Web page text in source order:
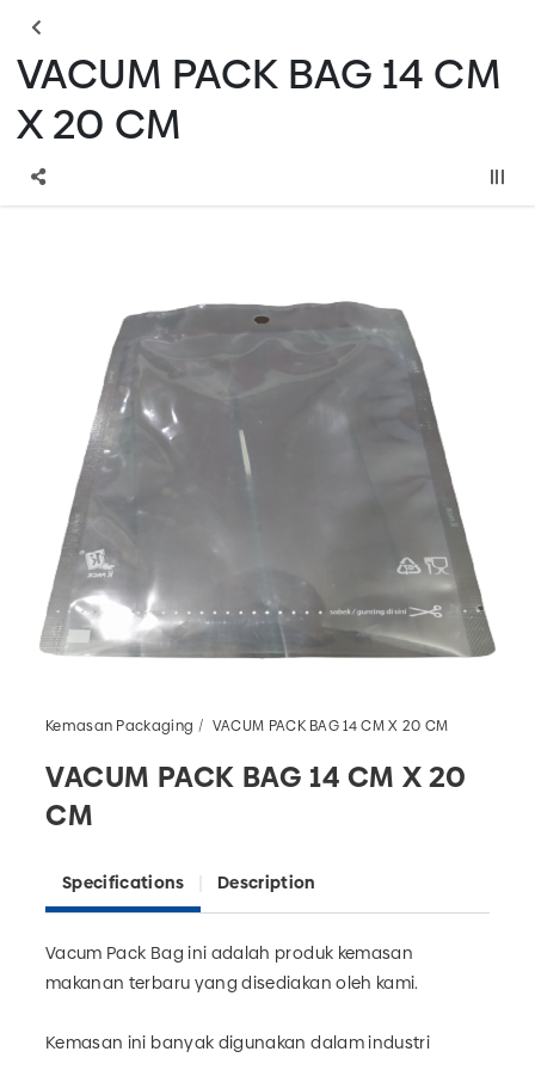
VACUM PACK BAG 14 CM
X 20 CM
Kemasan Packaging VACUM PACK BAG 14 CM X 20 CM
VACUM PACK BAG 14 CM X 20
CM
Specifications Description
Vacum Pack Bag ini adalah produk kemasan
makanan terbaru yang disediakan oleh kami.
Kemasan ini banyak digunakan dalam industri